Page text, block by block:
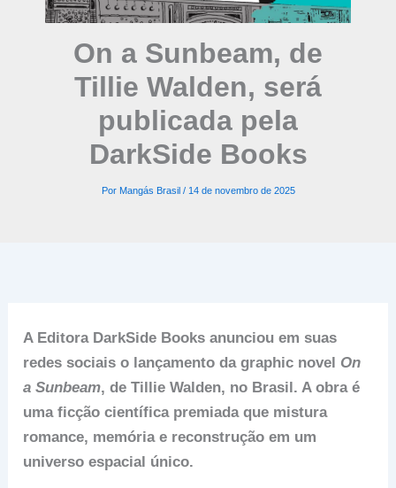
On a Sunbeam, de
Tillie Walden, será
publicada pela
DarkSide Books
Por Mangás Brasil / 14 de novembro de 2025
A Editora DarkSide Books anunciou em suas
redes sociais o lançamento da graphic novel On
a Sunbeam, de Tillie Walden, no Brasil. A obra é
uma ficção científica premiada que mistura
romance, memória e reconstrução em um
universo espacial único.